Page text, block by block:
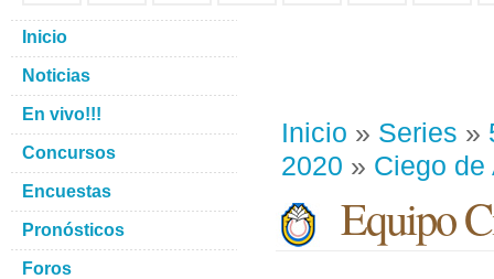
Inicio » Series »
2020 » Ciego de
Equipo
Inicio
Noticias
En vivo!!!
Concursos
Encuestas
Pronósticos
Foros